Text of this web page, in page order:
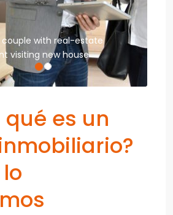
with real-estate
visiting new house
qué es un